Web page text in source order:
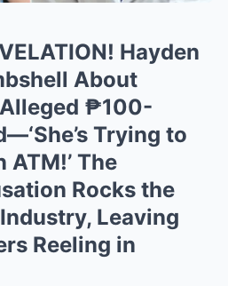
Hayden
About
₱100-
Trying to
ATM!’ The
Rocks the
Leaving
Reeling in